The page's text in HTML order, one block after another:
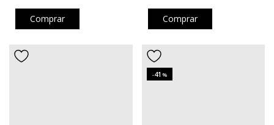
Comprar Comprar
-41 %